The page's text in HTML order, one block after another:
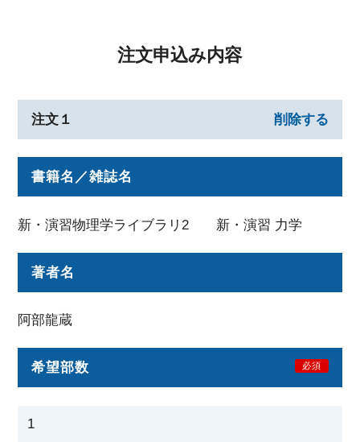
注文申込み内容
注文１ 削除する
書籍名／雑誌名
新・演習物理学ライブラリ2 新・演習 力学
著者名
阿部龍蔵
希望部数 必須